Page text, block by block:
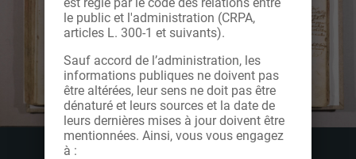
le public et l'administration (CRPA,
articles L. 300-1 et suivants).
Sauf accord de l’administration, les
informations publiques ne doivent pas
être altérées, leur sens ne doit pas être
dénaturé et leurs sources et la date de
leurs dernières mises à jour doivent être
mentionnées. Ainsi, vous vous engagez
à :